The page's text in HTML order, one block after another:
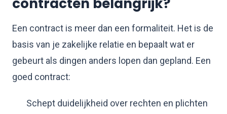
Een contract is meer dan een formaliteit. Het is de
basis van je zakelijke relatie en bepaalt wat er
gebeurt als dingen anders lopen dan gepland. Een
goed contract:
Schept duidelijkheid over rechten en plichten